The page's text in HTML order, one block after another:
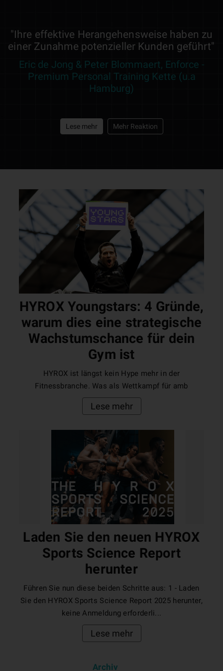
"Ihre effektive Herangehensweise haben zu
einer Zunahme potenzieller Kunden geführt"
Eric de Jong & Peter Blommaert, Enforce -
Premium Personal Training Kette (u.a
Hamburg)
Lese mehr Mehr Reaktion
HYROX Youngstars: 4 Gründe,
warum dies eine strategische
Wachstumschance für dein
Gym ist
HYROX ist längst kein Hype mehr in der
Fitnessbranche. Was als Wettkampf für amb
Lese mehr
Laden Sie den neuen HYROX
Sports Science Report
herunter
Führen Sie nun diese beiden Schritte aus: 1 - Laden
Sie den HYROX Sports Science Report 2025 herunter,
keine Anmeldung erforderli...
Lese mehr
Archiv